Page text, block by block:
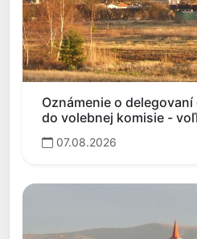
Oznámenie o
do volebnej komisie -
07.08.2026